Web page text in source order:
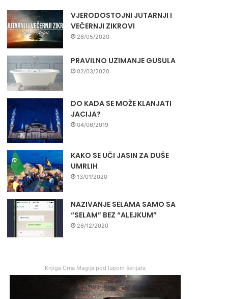
VJERODOSTOJNI JUTARNJI I
VEČERNJI ZIKROVI
26/05/2020
PRAVILNO UZIMANJE GUSULA
02/03/2020
DO KADA SE MOŽE KLANJATI
JACIJA?
04/06/2019
KAKO SE UČI JASIN ZA DUŠE
UMRLIH
13/01/2020
NAZIVANJE SELAMA SAMO SA
“SELAM” BEZ “ALEJKUM”
26/12/2020
Knjiga Crna Magija pod lupom šerijata